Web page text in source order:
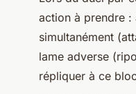
action à prendre :
simultanément
lame adverse
répliquer à ce